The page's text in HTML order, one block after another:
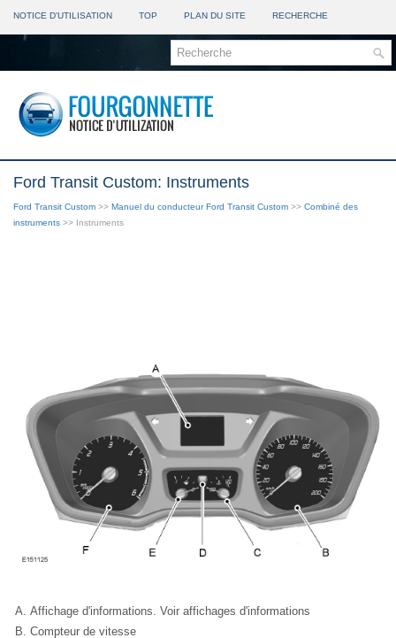
NOTICE D'UTILISATION TOP PLAN DU SITE RECHERCHE
Ford Transit Custom: Instruments
Ford Transit Custom >> Manuel du conducteur Ford Transit Custom >> Combiné des
instruments >> Instruments
Affichage d'informations. Voir affichages d'informations
Compteur de vitesse